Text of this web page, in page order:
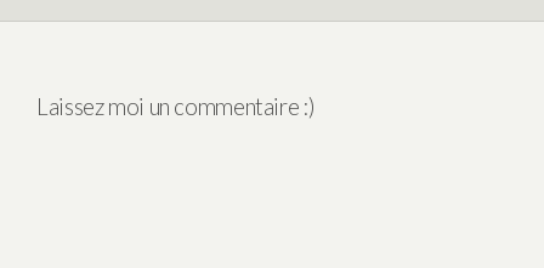
Laissez moi un commentaire :)